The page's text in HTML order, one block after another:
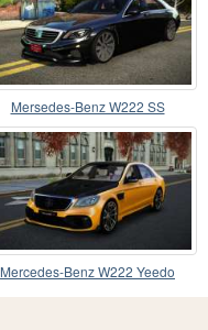
Mersedes-Benz W222 SS
Mercedes-Benz W222 Yeedo